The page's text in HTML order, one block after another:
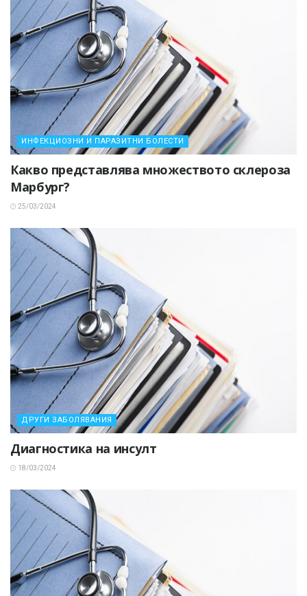
ИНФЕКЦИОЗНИ И ПАРАЗИТНИ БОЛЕСТИ
Какво представлява множеството склероза
Марбург?
25/03/2024
ДРУГИ ЗАБОЛЯВАНИЯ
Диагностика на инсулт
18/03/2024